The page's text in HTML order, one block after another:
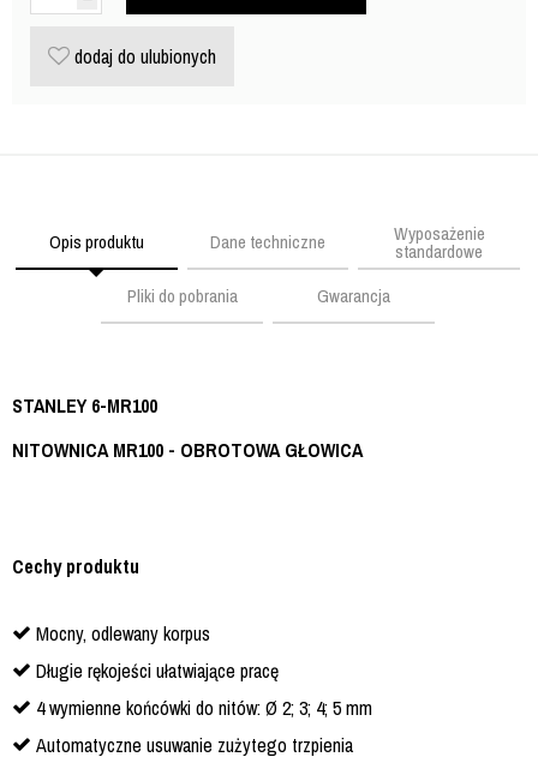
dodaj do ulubionych
Opis produktu Dane techniczne Wyposażenie
standardowe
Pliki do pobrania
Gwarancja
STANLEY 6-MR100
NITOWNICA MR100 - OBROTOWA GŁOWICA
Cechy produktu
Mocny, odlewany korpus
Długie rękojeści ułatwiające pracę
4 wymienne końcówki do nitów: Ø 2; 3; 4; 5 mm
Automatyczne usuwanie zużytego trzpienia